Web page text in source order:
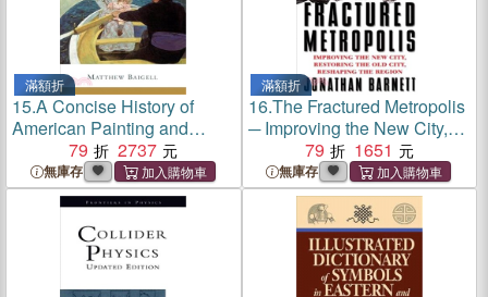
滿額折
15.A Concise History of
American Painting and
Sculpture
79 2737
無庫存
滿額折
16.The Fractured Metropolis
─ Improving the New City,
Restoring the Old City,
Reshaping the Region
79 1651
無庫存